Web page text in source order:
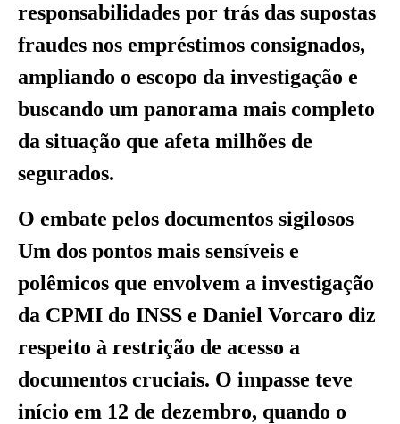
responsabilidades por trás das supostas
fraudes nos empréstimos consignados,
ampliando o escopo da investigação e
buscando um panorama mais completo
da situação que afeta milhões de
segurados.
O embate pelos documentos sigilosos
Um dos pontos mais sensíveis e
polêmicos que envolvem a investigação
da CPMI do INSS e Daniel Vorcaro diz
respeito à restrição de acesso a
documentos cruciais. O impasse teve
início em 12 de dezembro, quando o